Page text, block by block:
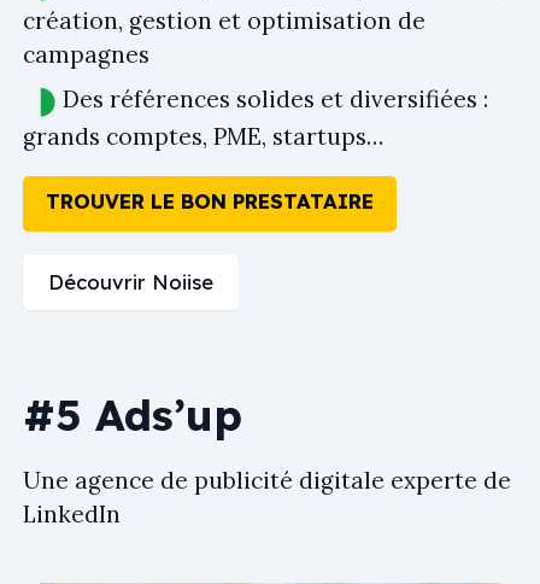
création, gestion et optimisation de
campagnes
Des références solides et diversifiées :
grands comptes, PME, startups…
TROUVER LE BON PRESTATAIRE
Découvrir Noiise
#5 Ads’up
Une agence de publicité digitale experte de
LinkedIn